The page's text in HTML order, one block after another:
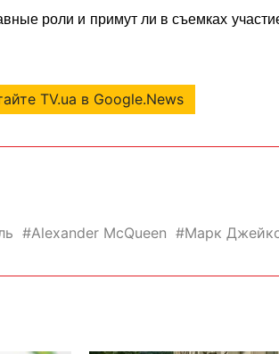
роли и примут ли в съемках
TV.ua в Google.News
Alexander McQueen Марк